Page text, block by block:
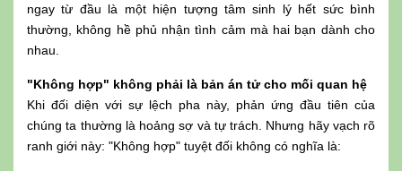
ngay từ đầu là một hiện tượng tâm sinh lý hết sức bình
thường, không hề phủ nhận tình cảm mà hai bạn dành cho
nhau.
"Không hợp" không phải là bản án tử cho mối quan hệ
Khi đối diện với sự lệch pha này, phản ứng đầu tiên của
chúng ta thường là hoảng sợ và tự trách. Nhưng hãy vạch rõ
ranh giới này: "Không hợp" tuyệt đối không có nghĩa là: